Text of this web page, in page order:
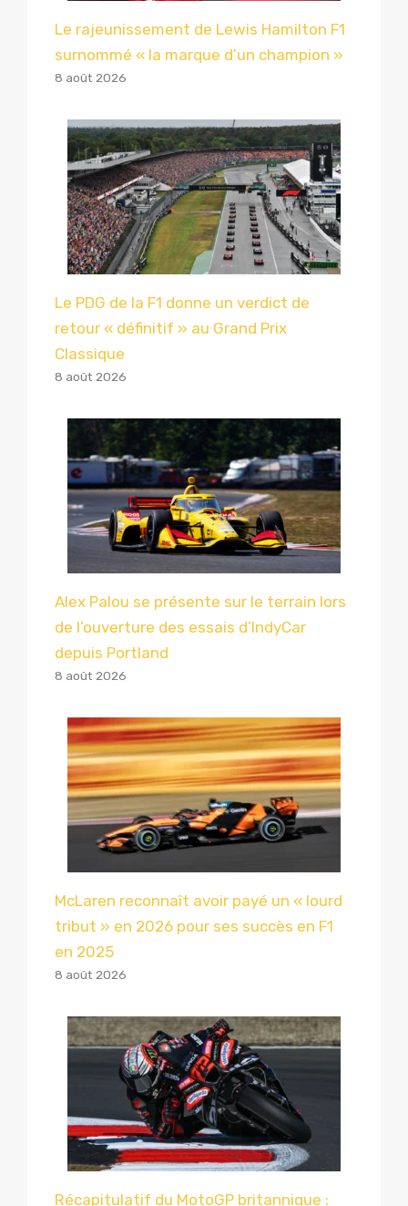
Le rajeunissement de Lewis Hamilton F1
surnommé « la marque d’un champion »
8 août 2026
Le PDG de la F1 donne un verdict de
retour « définitif » au Grand Prix
Classique
8 août 2026
Alex Palou se présente sur le terrain lors
de l’ouverture des essais d’IndyCar
depuis Portland
8 août 2026
McLaren reconnaît avoir payé un « lourd
tribut » en 2026 pour ses succès en F1
en 2025
8 août 2026
Récapitulatif du MotoGP britannique :